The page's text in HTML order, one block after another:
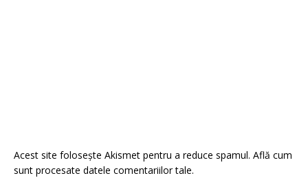
Acest site folosește Akismet pentru a reduce spamul. Află cum
sunt procesate datele comentariilor tale.